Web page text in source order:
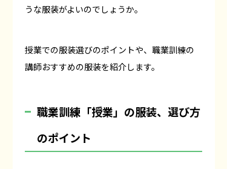
うな服装がよいのでしょうか。
授業での服装選びのポイントや、職業訓練の
講師おすすめの服装を紹介します。
職業訓練「授業」の服装、選び方
のポイント